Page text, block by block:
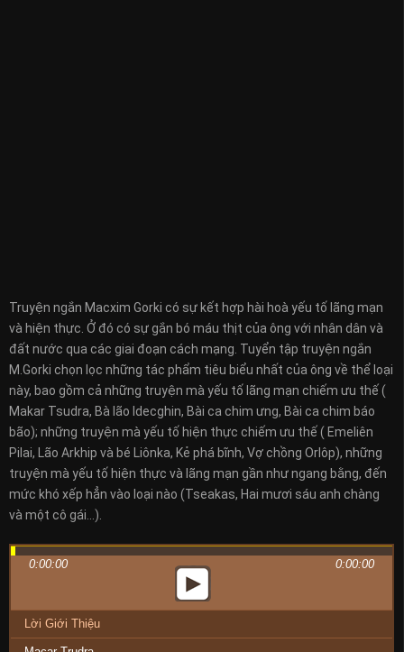
Truyện ngắn Macxim Gorki có sự kết hợp hài hoà yếu tố lãng mạn
và hiện thực. Ở đó có sự gắn bó máu thịt của ông với nhân dân và
đất nước qua các giai đoạn cách mạng. Tuyển tập truyện ngắn
M.Gorki chọn lọc những tác phẩm tiêu biểu nhất của ông về thể loại
này, bao gồm cả những truyện mà yếu tố lãng mạn chiếm ưu thế (
Makar Tsudra, Bà lão Idecghin, Bài ca chim ưng, Bài ca chim báo
bão); những truyện mà yếu tố hiện thực chiếm ưu thế ( Emeliên
Pilai, Lão Arkhip và bé Liônka, Kẻ phá bĩnh, Vợ chồng Orlôp), những
truyện mà yếu tố hiện thực và lãng mạn gần như ngang bằng, đến
mức khó xếp hẳn vào loại nào (Tseakas, Hai mươi sáu anh chàng
và một cô gái…).
0:00:00 0:00:00
Lời Giới Thiệu